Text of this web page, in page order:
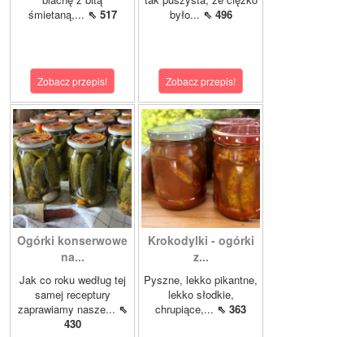
śmietaną,... ⇖ 517
Zobacz przepis!
było... ⇖ 496
Zobacz przepis!
Ogórki konserwowe
na...
Jak co roku według tej
samej receptury
zaprawiamy nasze... ⇖
430
Krokodylki - ogórki
z...
Pyszne, lekko pikantne,
lekko słodkie,
chrupiące,... ⇖ 363